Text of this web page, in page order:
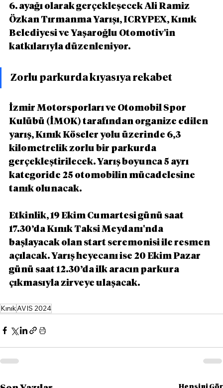
6. ayağı olarak gerçekleşecek Ali Ramiz
Özkan Tırmanma Yarışı, ICRYPEX, Kınık
Belediyesi ve Yaşaroğlu Otomotiv'in
katkılarıyla düzenleniyor.
Zorlu parkurda kıyasıya rekabet
İzmir Motorsporları ve Otomobil Spor
Kulübü (İMOK) tarafından organize edilen
yarış, Kınık Köseler yolu üzerinde 6,3
kilometrelik zorlu bir parkurda
gerçekleştirilecek. Yarış boyunca 5 ayrı
kategoride 25 otomobilin mücadelesine
tanık olunacak.
Etkinlik, 19 Ekim Cumartesi günü saat
17.30’da Kınık Taksi Meydanı'nda
başlayacak olan start seremonisi ile resmen
açılacak. Yarış heyecanı ise 20 Ekim Pazar
günü saat 12.30’da ilk aracın parkura
çıkmasıyla zirveye ulaşacak.
KınıkAVIS 2024